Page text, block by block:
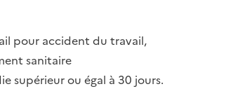
pour accident du travail,
sanitaire
supérieur ou égal à 30 jours.